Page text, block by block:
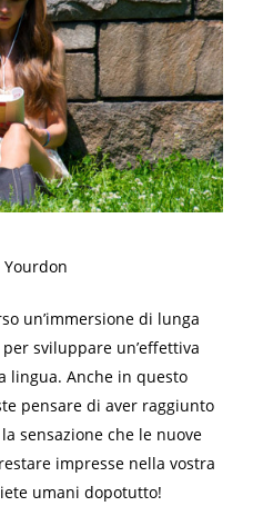
Yourdon
un’immersione di lunga
sviluppare un’effettiva
lingua. Anche in questo
pensare di aver raggiunto
sensazione che le nuove
impresse nella vostra
umani dopotutto!